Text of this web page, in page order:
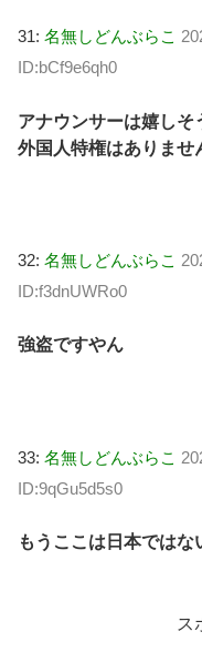
31: 名無しどんぶらこ
ID:bCf9e6qh0
アナウンサーは嬉しそ
外国人特権はありませ
32: 名無しどんぶらこ
ID:f3dnUWRo0
強盗ですやん
33: 名無しどんぶらこ
ID:9qGu5d5s0
もうここは日本ではな
ス